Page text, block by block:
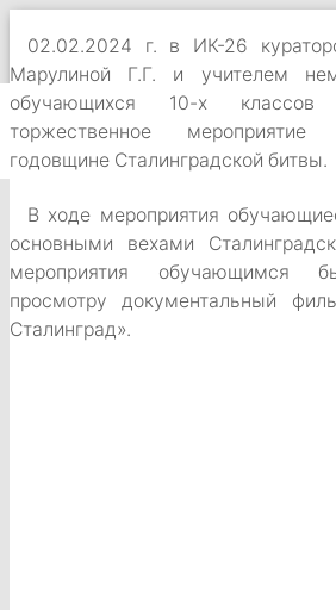
ГКОУ ВСШ № 1 ПЕРЕКЛЮЧИТЬ
CВЕДЕНИЯ ОБ ОРГАНИЗАЦИИ
ЛЕНТА НОВОСТЕЙ
ВЕРСИЯ ДЛЯ СЛАБОВИДЯЩИХ
02.02.2024 г. в ИК-26
Марулиной Г.Г. и учителем
обучающихся 10-х
торжественное
годовщине Сталинградской битвы.
В ходе мероприятия
основными вехами
мероприятия обучающимся
просмотру документальный
Сталинград».